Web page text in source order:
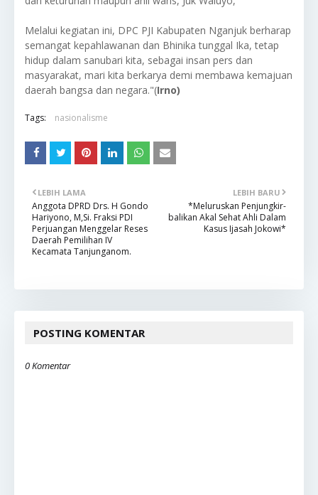
Melalui kegiatan ini, DPC PJI Kabupaten Nganjuk berharap
semangat kepahlawanan dan Bhinika tunggal Ika, tetap
hidup dalam sanubari kita, sebagai insan pers dan
masyarakat, mari kita berkarya demi membawa kemajuan
daerah bangsa dan negara."(Irno)
Tags: nasionalisme
LEBIH BARU
*Meluruskan Penjungkir-
balikan Akal Sehat Ahli Dalam
Kasus Ijasah Jokowi*
LEBIH LAMA
Anggota DPRD Drs. H Gondo
Hariyono, M,Si. Fraksi PDI
Perjuangan Menggelar Reses
Daerah Pemilihan IV
Kecamata Tanjunganom.
POSTING KOMENTAR
0 Komentar